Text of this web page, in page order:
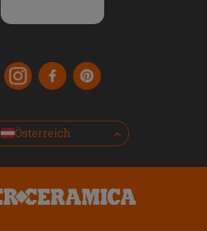
Österreich